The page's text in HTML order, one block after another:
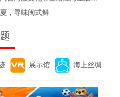
，寻味闽式鲜
展示馆 海上丝绸